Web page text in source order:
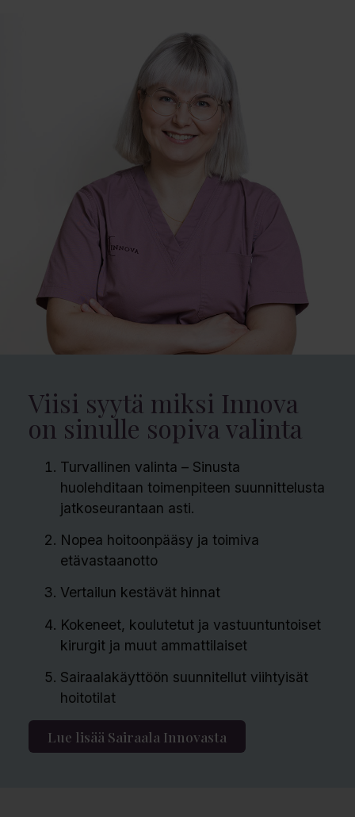
Viisi syytä miksi Innova
on sinulle sopiva valinta
Turvallinen valinta – Sinusta
huolehditaan toimenpiteen suunnittelusta
jatkoseurantaan asti.
Nopea hoitoonpääsy ja toimiva
etävastaanotto
Vertailun kestävät hinnat
Kokeneet, koulutetut ja vastuuntuntoiset
kirurgit ja muut ammattilaiset
Sairaalakäyttöön suunnitellut viihtyisät
hoitotilat
Lue lisää Sairaala Innovasta